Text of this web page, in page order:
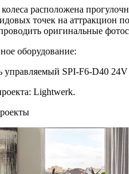
расположена
точек на аттракцион
оригинальные
оборудование:
управляемый SPI-F6-D40
Lightwerk.